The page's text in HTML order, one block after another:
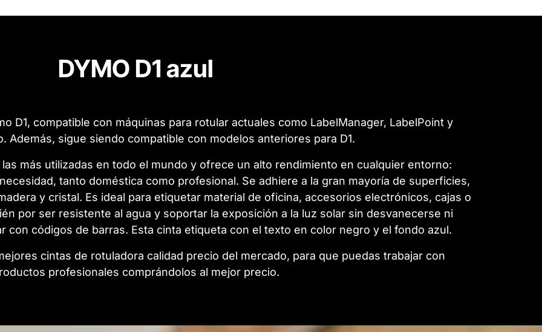
DYMO D1 azul
D1, compatible con máquinas para rotular actuales como LabelManager, LabelPoint y
Además, sigue siendo compatible con modelos anteriores para D1.
más utilizadas en todo el mundo y ofrece un alto rendimiento en cualquier entorno:
tanto doméstica como profesional. Se adhiere a la gran mayoría de superficies,
y cristal. Es ideal para etiquetar material de oficina, accesorios electrónicos, cajas o
por ser resistente al agua y soportar la exposición a la luz solar sin desvanecerse ni
con códigos de barras. Esta cinta etiqueta con el texto en color negro y el fondo azul.
cintas de rotuladora calidad precio del mercado, para que puedas trabajar con
profesionales comprándolos al mejor precio.